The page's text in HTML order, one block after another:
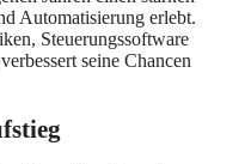
Automatisierung erlebt.
Steuerungssoftware
seine Chancen